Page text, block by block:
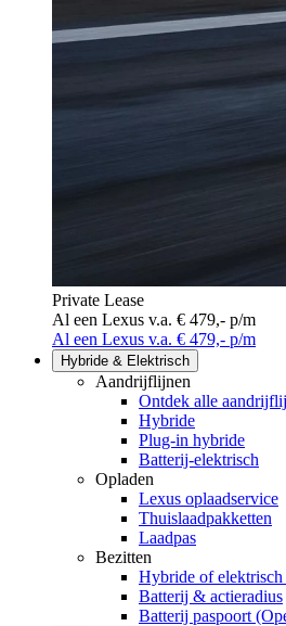
Private Lease
Al een Lexus v.a. € 479,- p/m
Al een Lexus v.a. € 479,- p/m
Hybride & Elektrisch
Aandrijflijnen
Ontdek alle
Hybride
Plug-in hybride
Batterij-elektrisch
Opladen
Lexus oplaadservice
Thuislaadpakketten
Laadpas
Bezitten
Hybride of elektrisch
Batterij & actieradius
Batterij paspoort